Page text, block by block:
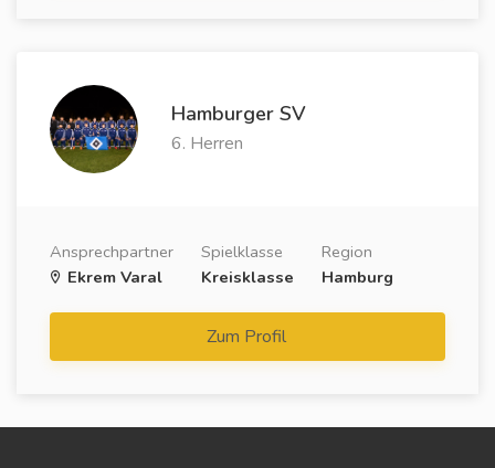
Hamburger SV
6. Herren
Ansprechpartner
Ekrem Varal
Spielklasse
Kreisklasse
Region
Hamburg
Zum Profil